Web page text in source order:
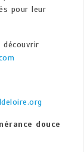
pour leur
découvrir
douce